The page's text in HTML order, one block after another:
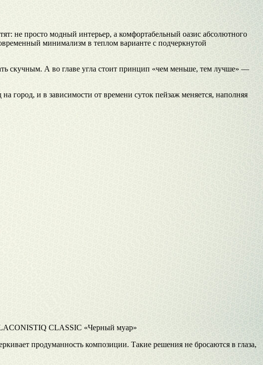
не просто модный интерьер, а комфортабельный оазис абсолютного
минимализм в теплом варианте с подчеркнутой
скучным. А во главе угла стоит принцип «чем меньше, тем лучше» —
город, и в зависимости от времени суток пейзаж меняется, наполняя
LACONISTIQ CLASSIC «Черный муар»
продуманность композиции. Такие решения не бросаются в глаза,